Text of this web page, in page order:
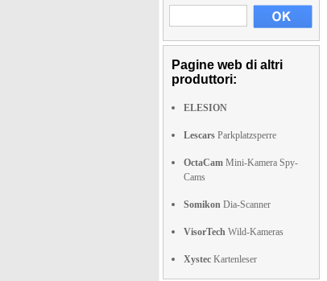
Pagine web di altri
produttori:
ELESION
Lescars Parkplatzsperre
OctaCam Mini-Kamera Spy-
Cams
Somikon Dia-Scanner
VisorTech Wild-Kameras
Xystec Kartenleser